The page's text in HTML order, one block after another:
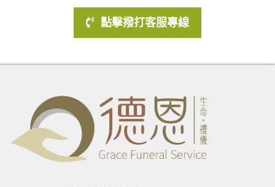
點擊撥打客服專線